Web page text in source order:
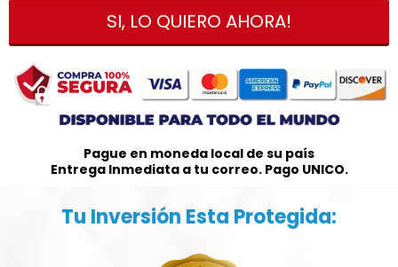
SI, LO QUIERO AHORA!
Pague en moneda local de su país
Entrega Inmediata a tu correo. Pago UNICO.
Tu Inversión Esta Protegida: